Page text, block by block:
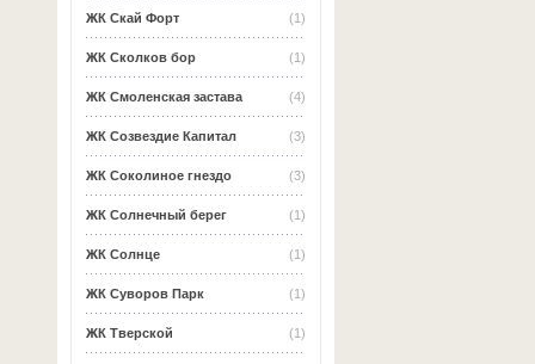
(1)
ЖК Скай Форт
(1)
ЖК Сколков бор
(4)
ЖК Смоленская застава
(3)
ЖК Созвездие Капитал
(3)
ЖК Соколиное гнездо
(1)
ЖК Солнечный берег
(1)
ЖК Солнце
(1)
ЖК Суворов Парк
(1)
ЖК Тверской